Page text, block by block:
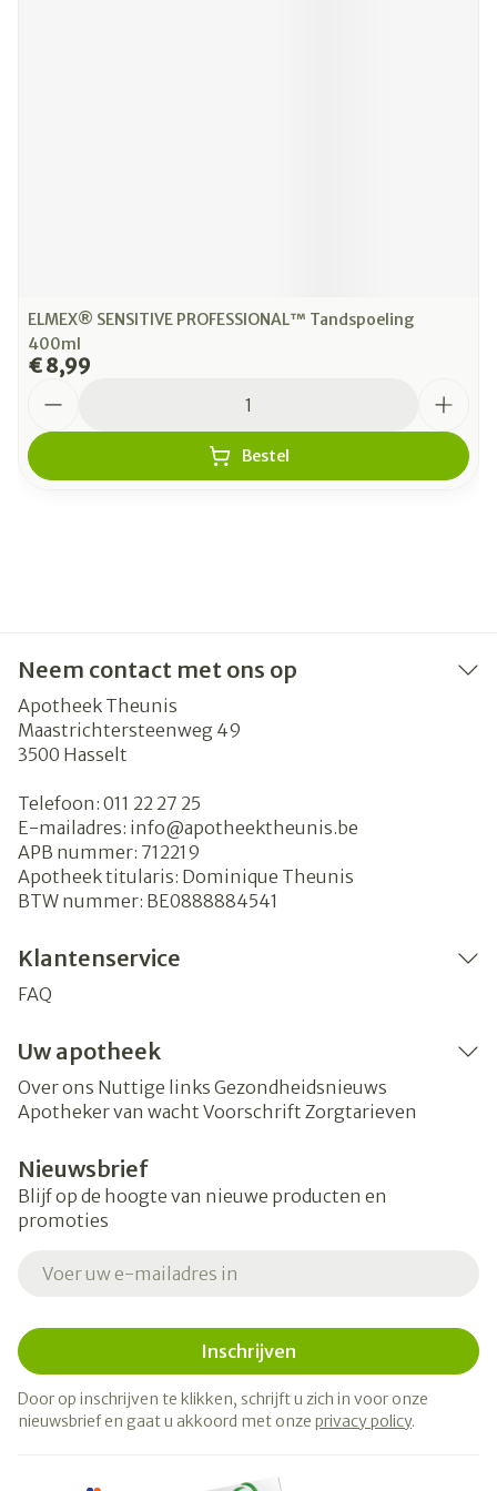
ELMEX® SENSITIVE PROFESSIONAL™ Tandspoeling
400ml
€ 8,99
Bestel
Neem contact met ons op
Apotheek Theunis
Maastrichtersteenweg 49
3500 Hasselt
Telefoon: 011 22 27 25
E-mailadres: info@apotheektheunis.be
APB nummer: 712219
Apotheek titularis: Dominique Theunis
BTW nummer: BE0888884541
Klantenservice
FAQ
Uw apotheek
Over ons Nuttige links Gezondheidsnieuws
Apotheker van wacht Voorschrift Zorgtarieven
Nieuwsbrief
Blijf op de hoogte van nieuwe producten en
promoties
Inschrijven
Door op inschrijven te klikken, schrijft u zich in voor onze
nieuwsbrief en gaat u akkoord met onze privacy policy.